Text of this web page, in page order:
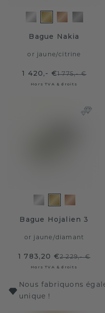
Bague Nakia
or jaune/citrine
1 420,- €1 775,- €
Hors TVA & droits
Bague Hojalien 3
or jaune/diamant
1 783,20 €2 229,- €
Hors TVA & droits
Nous fabriquons
unique !